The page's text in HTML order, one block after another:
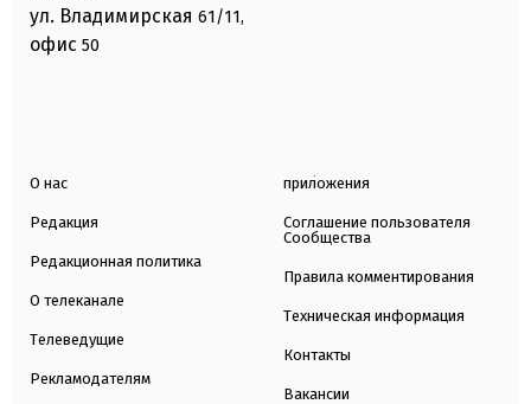
ул. Владимирская 61/11,
офис 50
О нас
Редакция
Редакционная политика
О телеканале
Телеведущие
Рекламодателям
приложения
Соглашение пользователя
Сообщества
Правила комментирования
Техническая информация
Контакты
Вакансии